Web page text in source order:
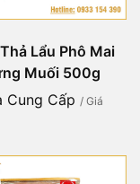
Lẩu Phô Mai
Muối 500g
Cung Cấp / Giá